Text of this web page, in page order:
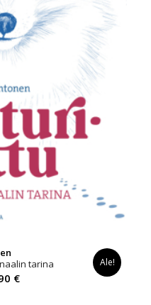
tarina
€Nykyinen
Ale!